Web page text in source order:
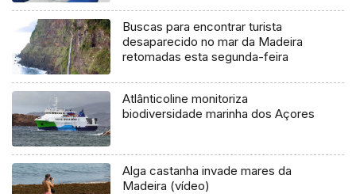
Buscas para encontrar turista
desaparecido no mar da Madeira
retomadas esta segunda-feira
Atlânticoline monitoriza
biodiversidade marinha dos Açores
Alga castanha invade mares da
Madeira (vídeo)